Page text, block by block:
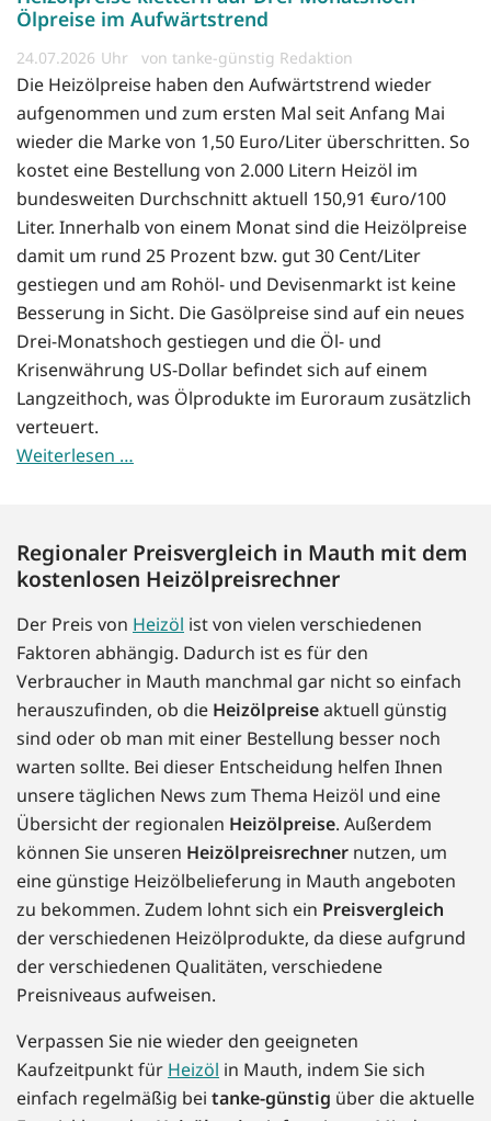
Ölpreise im Aufwärtstrend
24.07.2026 von tanke-günstig Redaktion
Die Heizölpreise haben den Aufwärtstrend wieder
aufgenommen und zum ersten Mal seit Anfang Mai
wieder die Marke von 1,50 Euro/Liter überschritten. So
kostet eine Bestellung von 2.000 Litern Heizöl im
bundesweiten Durchschnitt aktuell 150,91 €uro/100
Liter. Innerhalb von einem Monat sind die Heizölpreise
damit um rund 25 Prozent bzw. gut 30 Cent/Liter
gestiegen und am Rohöl- und Devisenmarkt ist keine
Besserung in Sicht. Die Gasölpreise sind auf ein neues
Drei-Monatshoch gestiegen und die Öl- und
Krisenwährung US-Dollar befindet sich auf einem
Langzeithoch, was Ölprodukte im Euroraum zusätzlich
verteuert.
Weiterlesen …
Regionaler Preisvergleich in Mauth mit dem
kostenlosen Heizölpreisrechner
Der Preis von Heizöl ist von vielen verschiedenen
Faktoren abhängig. Dadurch ist es für den
Verbraucher in Mauth manchmal gar nicht so einfach
herauszufinden, ob die Heizölpreiseaktuell günstig
sind oder ob man mit einer Bestellung besser noch
warten sollte. Bei dieser Entscheidung helfen Ihnen
unsere täglichen News zum Thema Heizöl und eine
Übersicht der regionalen Heizölpreise. Außerdem
können Sie unseren Heizölpreisrechner nutzen, um
eine günstige Heizölbelieferung in Mauth angeboten
zu bekommen. Zudem lohnt sich ein Preisvergleich
der verschiedenen Heizölprodukte, da diese aufgrund
der verschiedenen Qualitäten, verschiedene
Preisniveaus aufweisen.
Verpassen Sie nie wieder den geeigneten
Kaufzeitpunkt für Heizöl in Mauth, indem Sie sich
einfach regelmäßig bei tanke-günstig über die aktuelle